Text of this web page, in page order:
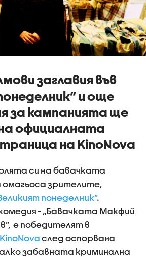
заглавия във
и още
за кампанията ще
официалната
на KinoNova
си на бавачката
зрителите,
понеделник”.
- „Бавачката Макфий
е победителят в
KinoNova след оспорвана
забавната криминална